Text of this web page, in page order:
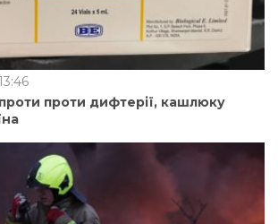
проти дифтерії, кашлюку